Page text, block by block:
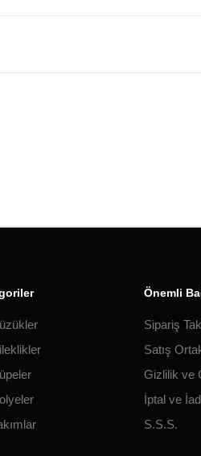
Önemli
Sipariş
Satış
Gizlilik ve
İptal ve
S.S.S.